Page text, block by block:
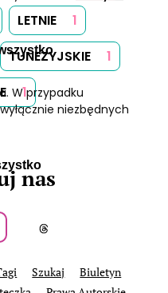
LETNIE
1
TUNEZYJSKIE
1
1
nas
Szukaj
Biuletyn
W przypadku
niezbędnych